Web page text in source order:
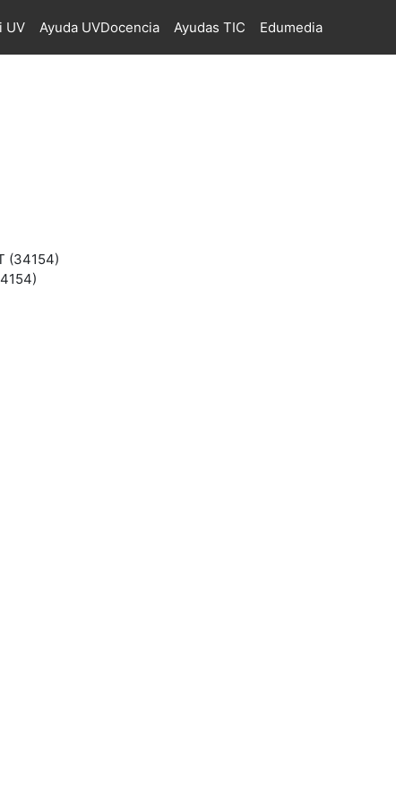
UV Ayuda UVDocencia Ayudas TIC Edumedia
(34154)